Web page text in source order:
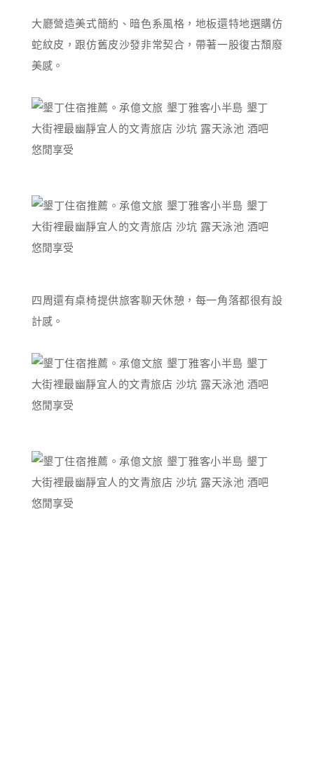
大廳營造美式簡約、暗色系風格，地板還特地選購仿
蛇紋皮，跟仿舊皮沙發非常契合，帶著一股復古頹廢
美感。
四周還有桌椅提供旅客聊天休憩，每一角落都很有設
計感。